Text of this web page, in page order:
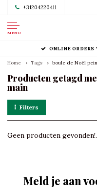
+31204220411
MENU
ONLINE ORDERS
Home Tags boule de Noël
Producten getagd
main
Filters
Geen producten
Meld je aan